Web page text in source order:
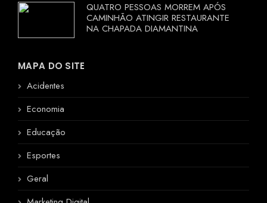
QUATRO PESSOAS MORREM APÓS
CAMINHÃO ATINGIR RESTAURANTE
NA CHAPADA DIAMANTINA
MAPA DO SITE
Acidentes
Economia
Educação
Esportes
Geral